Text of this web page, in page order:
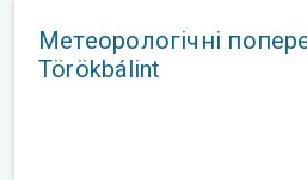
Метеорологічні
Törökbálint